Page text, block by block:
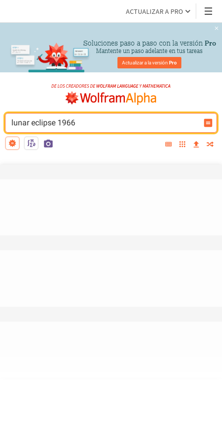
ACTUALIZAR A PRO
Soluciones paso a paso con la versión Pro
Mantente un paso adelante en tus tareas
Actualizar a la versión Pro
lunar eclipse 1966